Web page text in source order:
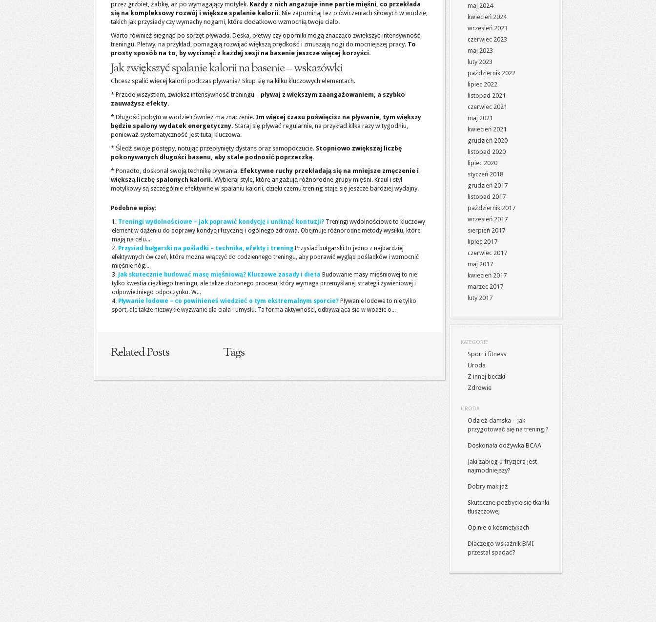
przez grzbiet, żabkę, aż po wymagający motylek. Każdy z nich angażuje inne partie mięśni, co przekłada
się na kompleksowy rozwój i większe spalanie kalorii. Nie zapominaj też o ćwiczeniach siłowych w wodzie,
takich jak przysiady czy wymachy nogami, które dodatkowo wzmocnią twoje ciało.
Warto również sięgnąć po sprzęt pływacki. Deska, płetwy czy oporniki mogą znacząco zwiększyć intensywność
treningu. Płetwy, na przykład, pomagają rozwijać większą prędkość i zmuszają nogi do mocniejszej pracy. To
prosty sposób na to, by wycisnąć z każdej sesji na basenie jeszcze więcej korzyści.
Jak zwiększyć spalanie kalorii na basenie – wskazówki
Chcesz spalić więcej kalorii podczas pływania? Skup się na kilku kluczowych elementach.
* Przede wszystkim, zwiększ intensywność treningu – pływaj z większym zaangażowaniem, a szybko
zauważysz efekty.
* Długość pobytu w wodzie również ma znaczenie. Im więcej czasu poświęcisz na pływanie, tym większy
będzie spalony wydatek energetyczny. Staraj się pływać regularnie, na przykład kilka razy w tygodniu,
ponieważ systematyczność jest tutaj kluczowa.
* Śledź swoje postępy, notując przepłynięty dystans oraz samopoczucie. Stopniowo zwiększaj liczbę
pokonywanych długości basenu, aby stale podnosić poprzeczkę.
* Ponadto, doskonal swoją technikę pływania. Efektywne ruchy przekładają się na mniejsze zmęczenie i
większą liczbę spalonych kalorii. Wybieraj style, które angażują różnorodne grupy mięśni. Kraul i styl
motylkowy są szczególnie efektywne w spalaniu kalorii, dzięki czemu trening staje się jeszcze bardziej wydajny.
Podobne wpisy:
Treningi wydolnościowe – jak poprawić kondycję i uniknąć kontuzji? Treningi wydolnościowe to kluczowy
element w dążeniu do poprawy kondycji fizycznej i ogólnego zdrowia. Obejmuje różnorodne metody wysiłku, które
mają na celu...
Przysiad bułgarski na pośladki – technika, efekty i trening Przysiad bułgarski to jedno z najbardziej
efektywnych ćwiczeń, które można włączyć do codziennego treningu, aby poprawić wygląd pośladków i wzmocnić
mięśnie nóg....
Jak skutecznie budować masę mięśniową? Kluczowe zasady i dieta Budowanie masy mięśniowej to nie
tylko kwestia ciężkiego treningu, ale także złożonego procesu, który wymaga przemyślanej strategii żywieniowej i
odpowiedniego odpoczynku. W...
Pływanie lodowe – co powinieneś wiedzieć o tym ekstremalnym sporcie? Pływanie lodowe to nie tylko
sport, ale także niezwykłe wyzwanie dla ciała i umysłu. Ta forma aktywności, odbywająca się w wodzie o...
Related Posts Tags
maj 2024
kwiecień 2024
wrzesień 2023
czerwiec 2023
maj 2023
luty 2023
październik 2022
lipiec 2022
listopad 2021
czerwiec 2021
maj 2021
kwiecień 2021
grudzień 2020
listopad 2020
lipiec 2020
styczeń 2018
grudzień 2017
listopad 2017
październik 2017
wrzesień 2017
sierpień 2017
lipiec 2017
czerwiec 2017
maj 2017
kwiecień 2017
marzec 2017
luty 2017
KATEGORIE
Sport i fitness
Uroda
Z innej beczki
Zdrowie
URODA
Odzież damska – jak
przygotować się na treningi?
Doskonała odżywka BCAA
Jaki zabieg u fryzjera jest
najmodniejszy?
Dobry makijaż
Skuteczne pozbycie się tkanki
tłuszczowej
Opinie o kosmetykach
Dlaczego wskaźnik BMI
przestał spadać?